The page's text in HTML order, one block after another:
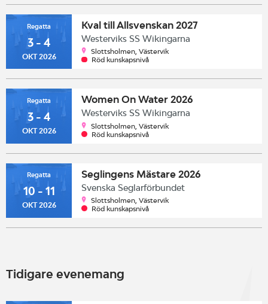
Regatta
3 - 4
OKT 2026
Kval till Allsvenskan 2027
Westerviks SS Wikingarna
Slottsholmen, Västervik
Röd kunskapsnivå
Regatta
3 - 4
OKT 2026
Women On Water 2026
Westerviks SS Wikingarna
Slottsholmen, Västervik
Röd kunskapsnivå
Regatta
10 - 11
OKT 2026
Seglingens Mästare 2026
Svenska Seglarförbundet
Slottsholmen, Västervik
Röd kunskapsnivå
Tidigare evenemang